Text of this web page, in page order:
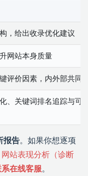
，给出收录优化建议
网站本身质量
评价因素，内外部共同
、关键词排名追踪与可
报告。如果你想逐项
网站表现分析（诊断
在线客服。